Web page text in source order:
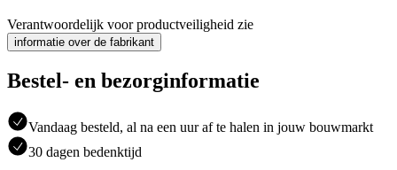
Verantwoordelijk voor productveiligheid zie
informatie over de fabrikant
Bestel- en bezorginformatie
Vandaag besteld, al na een uur af te halen in jouw bouwmarkt
30 dagen bedenktijd